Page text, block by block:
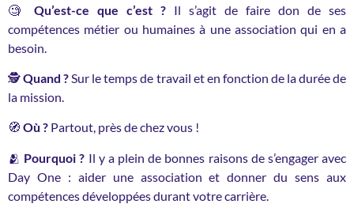
🧐 Qu’est-ce que c’est ? Il s’agit de faire don de ses
compétences métier ou humaines à une association qui en a
besoin.
🕵️Quand ?Sur le temps de travail et en fonction de la durée de
la mission.
🧭 Où ? Partout, près de chez vous !
🫂 Pourquoi ? Il y a plein de bonnes raisons de s’engager avec
Day One : aider une association et donner du sens aux
compétences développées durant votre carrière.